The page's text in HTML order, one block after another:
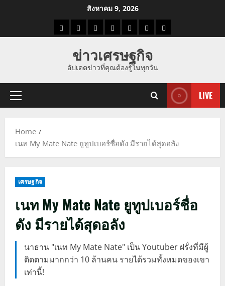
สิงหาคม 9, 2026
ราคาแนว
ราคา
ทอง
ข่าว
นี้
ข่าว
ดูด
ที่
ผู้ชาย
ข่าวเศรษฐกิจ
อัปเดตข่าวที่คุณต้องรู้ในทุกวัน
Primary
LIVE
Home
เนท My Mate Nate ยูทูปเบอร์ชื่อดัง มีรายได้สุดอลัง
เศรษฐกิจ
เนท My Mate Nate ยูทูปเบอร์ชื่อ
ดัง มีรายได้สุดอลัง
นาธาน "เนท My Mate Nate" เป็น Youtuber ฝรั่งที่มีผู้
ติดตามมากกว่า 10 ล้านคน รายได้รวมทั้งหมดของเขา
เท่านี้!